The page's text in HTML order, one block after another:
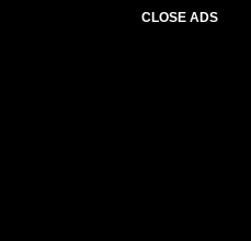
CLOSE ADS